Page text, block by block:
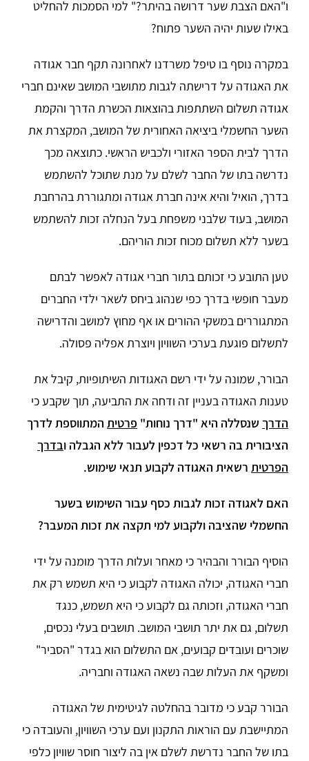
ו"האם הצבת שער דרושה בהיתר?" למי הסמכות להחליט
באילו שעות יהיה השער פתוח?
במקרה נוסף בו טיפל משרדנו לאחרונה תקף חבר אגודה
את האגודה על דרישתה לגבות מתושבי המושב שאינם חברי
אגודה תשלום השתתפות בהוצאות הכשרת הדרך והקמת
השער החשמלי ביציאה האחורית של המושב, המקצרת את
הדרך לבית הספר האזורי ולכביש הראשי. כתוצאה מכך
נדרשה בתו של החבר לשלם על מנת שתוכל להשתמש
בדרך, הואיל והיא אינה חברת אגודה ומתגוררת בהרחבת
המושב, בעוד שלבני משפחת בעל הנחלה זכות להשתמש
בשער ללא תשלום מכוח זכות הוריהם.
טען התובע כי זכותם בתור חברי אגודה לאפשר לבתם
מעבר חופשי בדרך כפי שנהוג ביחס לשאר ילדי החברים
המתגוררים במשקי ההורים או אף מחוץ למושב והדרישה
לתשלום פוגעת בערכי השוויון ויוצרת אפליה פסולה.
הבורר, שמונה על ידי רשם האגודות השיתופיות, קיבל את
טענות האגודה בעניין זה ודחה את התביעה, תוך שקבע כי
הדרךשנסללה היא "דרך נוחות"פרטיתהמתווספת לדרך
הציבורית בה רשאי כל דכפין לעבור ללא הגבלה ו בדרך
הפרטיתרשאית האגודה לקבוע תנאי שימוש.
האם לאגודה זכות לגבות כסף עבור השימוש בשער
החשמלי שהציבה ולקבוע למי תקצה את זכות המעבר?
הוסיף הבורר והבהיר כי מאחר ועלות הדרך מומנה על ידי
חברי האגודה, יכולה האגודה לקבוע כי היא תשמש רק את
חברי האגודה, וזכותה גם לקבוע כי היא תשמש, כנגד
תשלום, גם את יתר תושבי המושב. תושבים בעלי נכסים,
שוכרים ועובדים קבועים, אם התשלום הוא בגדר "הסביר"
ומשקף את העלות שבה נשאה האגודה וחבריה.
הבורר קבע כי מדובר בהחלטה לגיטימית של האגודה
המתיישבת עם הוראות התקנון ועם ערכי השוויון, והעובדה כי
בתו של החבר נדרשת לשלם אין בה ליצור חוסר שוויון כלפי